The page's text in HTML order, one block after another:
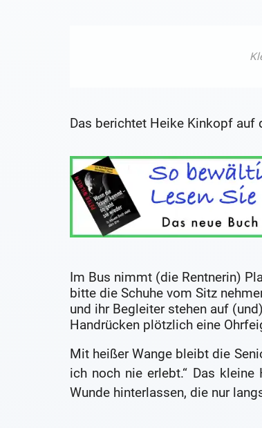
Das berichtet Heike Kinkopf auf
Im Bus nimmt (die Rentnerin)
bitte die Schuhe vom Sitz
und ihr Begleiter stehen auf
Handrücken plötzlich eine
Mit heißer Wange bleibt die
ich noch nie erlebt.“ Das
Wunde hinterlassen, die nur